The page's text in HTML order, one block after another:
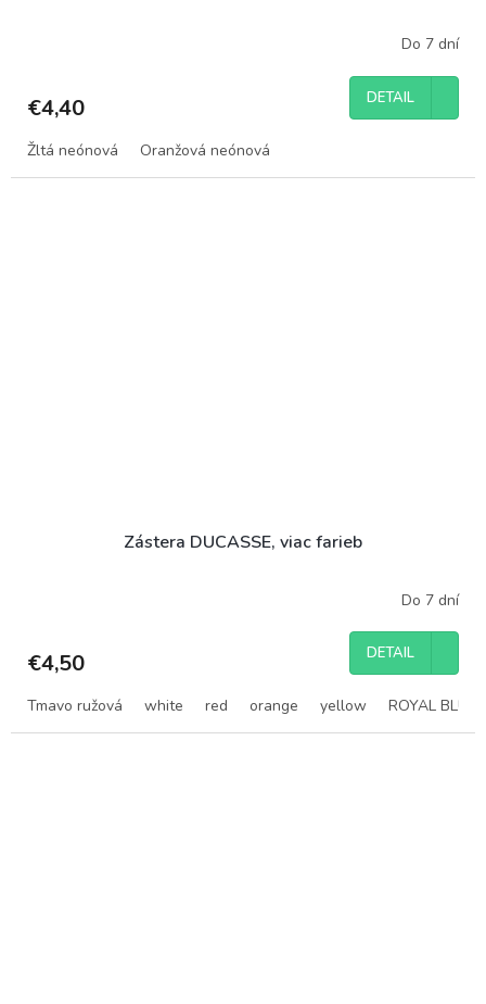
Do 7 dní
€4,40 DETAIL
Žltá neónová Oranžová neónová
Zástera DUCASSE, viac farieb
Do 7 dní
€4,50 DETAIL
Tmavo ružová white red orange yellow ROYAL BLUE